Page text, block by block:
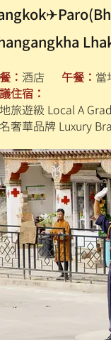
： 酒店 午餐：
住宿：
旅遊級 Local A
奢華品牌 Luxury